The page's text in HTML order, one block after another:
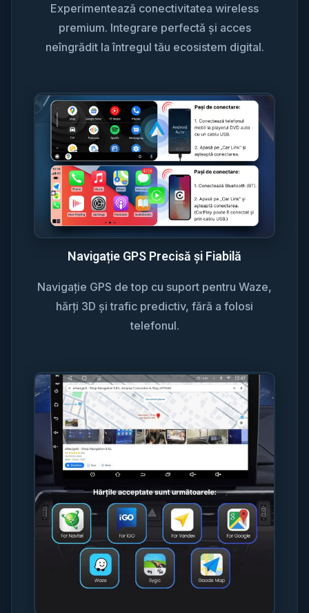
Experimentează conectivitatea wireless
premium. Integrare perfectă și acces
neîngrădit la întregul tău ecosistem digital.
Navigație GPS Precisă și Fiabilă
Navigație GPS de top cu suport pentru Waze,
hărți 3D și trafic predictiv, fără a folosi
telefonul.